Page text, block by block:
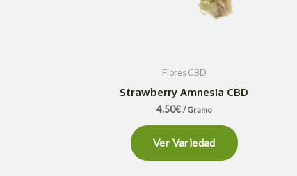
Flores CBD
Strawberry Amnesia CBD
4.50€ / Gramo
Ver Variedad